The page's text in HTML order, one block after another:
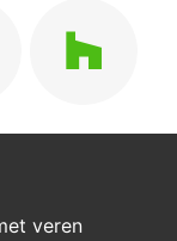
veren